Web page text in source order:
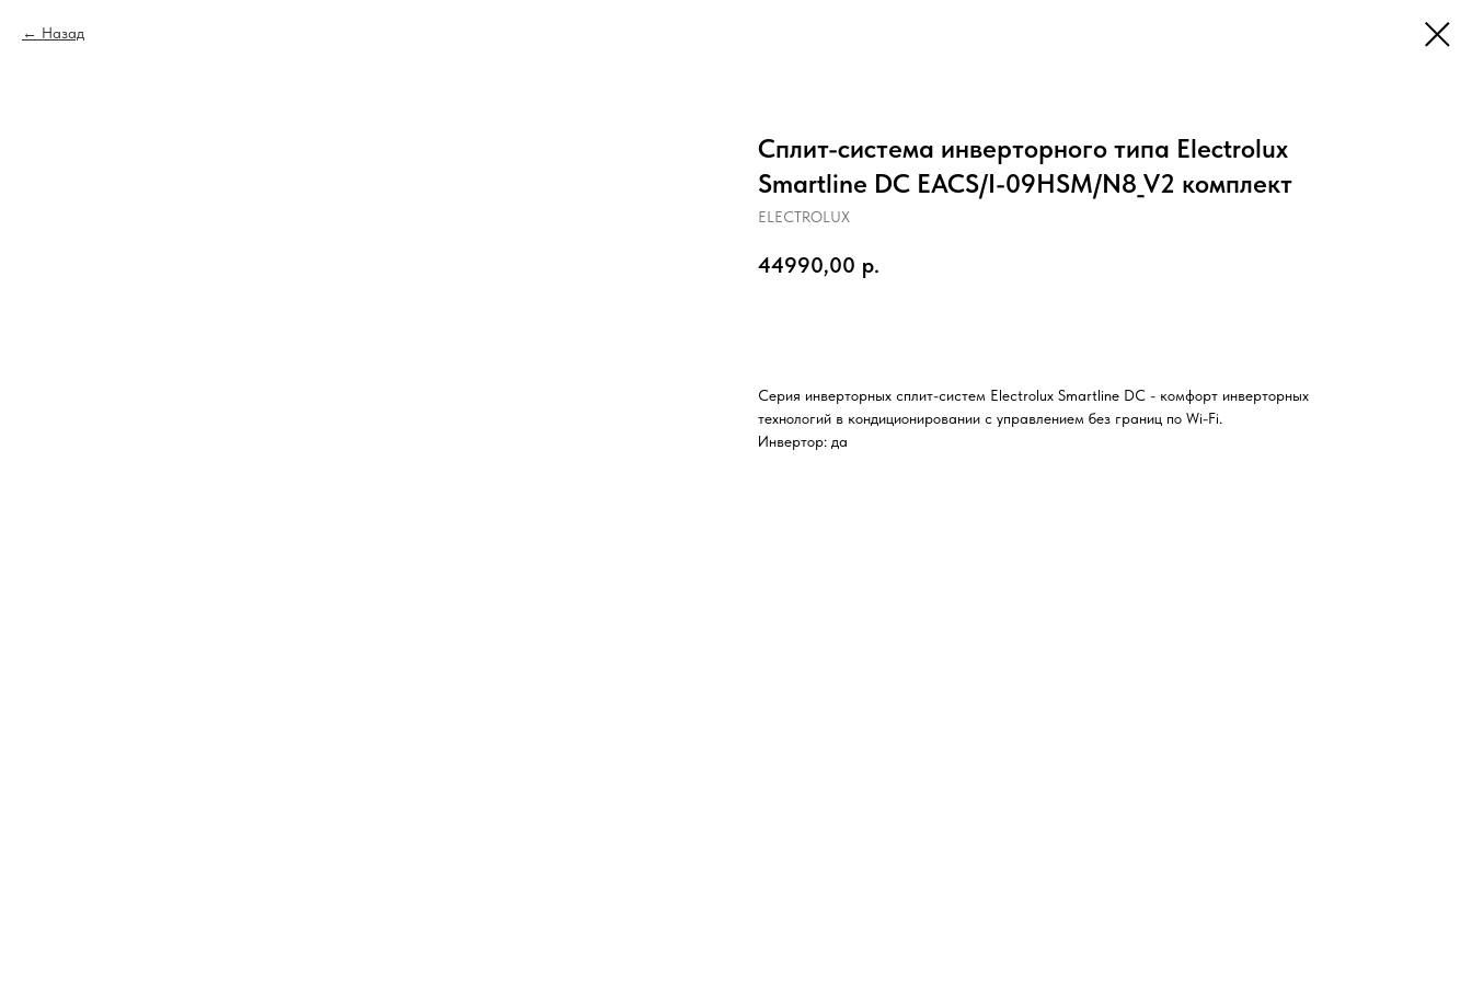
Назад
Сплит-система инверторного типа Electrolux
Smartline DC EACS/I-09HSM/N8_V2 комплект
ELECTROLUX
44990,00 р.
Серия инверторных сплит-систем Electrolux Smartline DC - комфорт инверторных
технологий в кондиционировании с управлением без границ по Wi-Fi.
Инвертор: да